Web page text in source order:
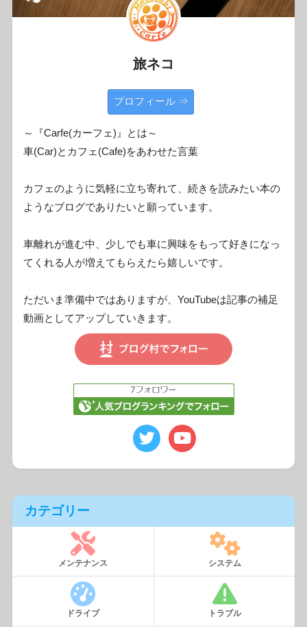
旅ネコ
プロフィール ⇒
～『Carfe(カーフェ)』とは～
車(Car)とカフェ(Cafe)をあわせた言葉
カフェのように気軽に立ち寄れて、続きを読みたい本の
ようなブログでありたいと願っています。
車離れが進む中、少しでも車に興味をもって好きになっ
てくれる人が増えてもらえたら嬉しいです。
ただいま準備中ではありますが、YouTubeは記事の補足
動画としてアップしていきます。
カテゴリー
メンテナンス システム
ドライブ トラブル